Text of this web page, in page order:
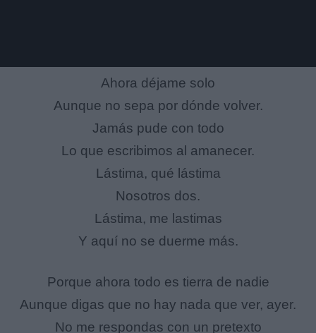
Ahora déjame solo
Aunque no sepa por dónde volver.
Jamás pude con todo
Lo que escribimos al amanecer.
Lástima, qué lástima
Nosotros dos.
Lástima, me lastimas
Y aquí no se duerme más.
Porque ahora todo es tierra de nadie
Aunque digas que no hay nada que ver, ayer.
No me respondas con un pretexto